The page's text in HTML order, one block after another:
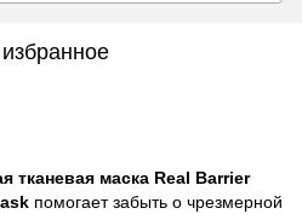
тканевая маска Real Barrier
помогает забыть о чрезмерной